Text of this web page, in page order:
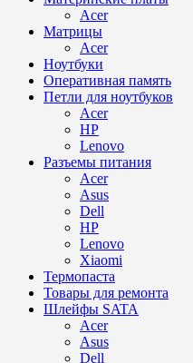
Acer
Матрицы
Acer
Ноутбуки
Оперативная память
Петли для ноутбуков
Acer
HP
Lenovo
Разъемы питания
Acer
Asus
Dell
HP
Lenovo
Xiaomi
Термопаста
Товары для ремонта
Шлейфы SATA
Acer
Asus
Dell